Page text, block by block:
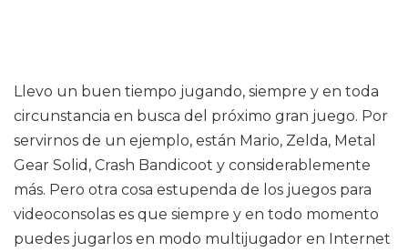
Llevo un buen tiempo jugando, siempre y en toda
circunstancia en busca del próximo gran juego. Por
servirnos de un ejemplo, están Mario, Zelda, Metal
Gear Solid, Crash Bandicoot y considerablemente
más. Pero otra cosa estupenda de los juegos para
videoconsolas es que siempre y en todo momento
puedes jugarlos en modo multijugador en Internet